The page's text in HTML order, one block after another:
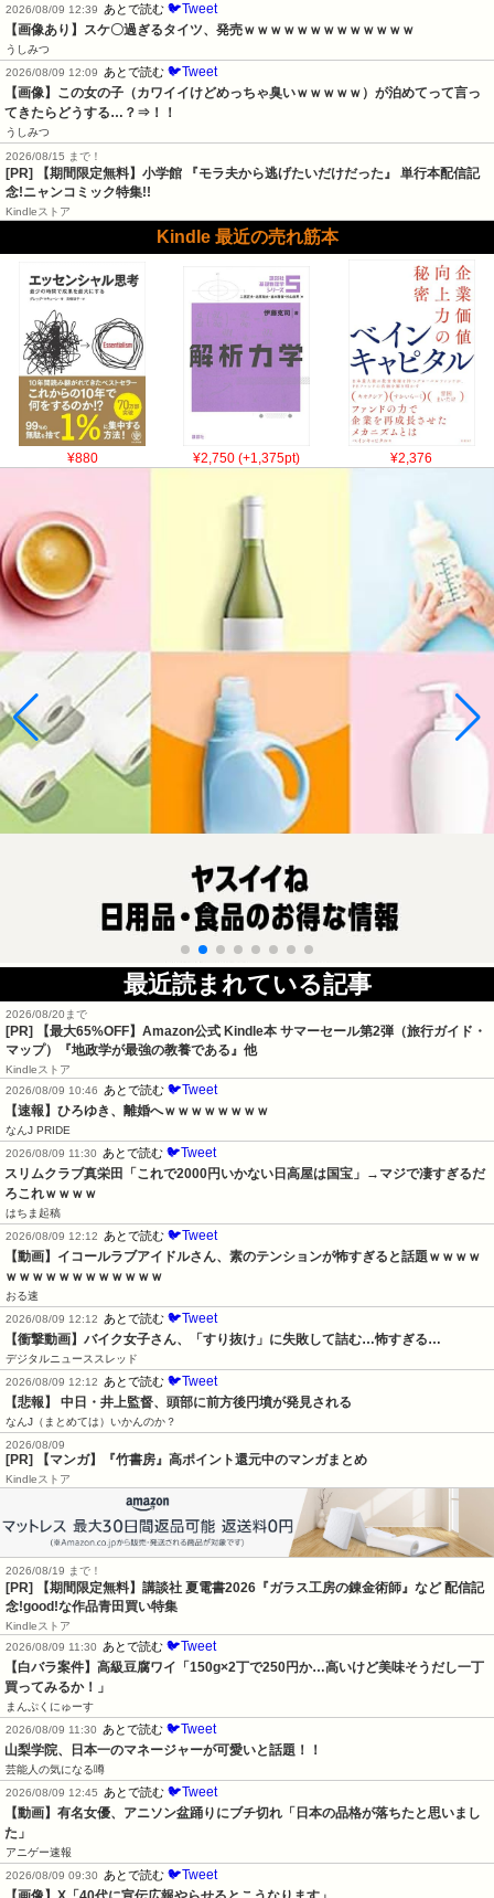
2026/08/09 12:39
あとで読む 🐦Tweet
【画像あり】スケ〇過ぎるタイツ、発売ｗｗｗｗｗｗｗｗｗｗｗｗｗ
うしみつ
2026/08/09 12:09
あとで読む 🐦Tweet
【画像】この女の子（カワイイけどめっちゃ臭いｗｗｗｗｗ）が泊めてって言っ
てきたらどうする…？⇒！！
うしみつ
2026/08/15 まで！
[PR] 【期間限定無料】小学館 『モラ夫から逃げたいだけだった』 単行本配信記
念!ニャンコミック特集!!
Kindleストア
Kindle 最近の売れ筋本
¥880 ¥2,750 (+1,375pt) ¥2,376
最近読まれている記事
2026/08/20まで
[PR]
【最大65%OFF】Amazon公式 Kindle本 サマーセール第2弾（旅行ガイド・
マップ）『地政学が最強の教養である』他
Kindleストア
2026/08/09 10:46
あとで読む 🐦Tweet
【速報】ひろゆき、離婚へｗｗｗｗｗｗｗｗ
なんJ PRIDE
2026/08/09 11:30
あとで読む 🐦Tweet
スリムクラブ真栄田「これで2000円いかない日高屋は国宝」→マジで凄すぎるだ
ろこれｗｗｗｗ
はちま起稿
2026/08/09 12:12
あとで読む 🐦Tweet
【動画】イコールラブアイドルさん、素のテンションが怖すぎると話題ｗｗｗｗ
ｗｗｗｗｗｗｗｗｗｗｗｗ
おる速
2026/08/09 12:12
あとで読む 🐦Tweet
【衝撃動画】バイク女子さん、「すり抜け」に失敗して詰む…怖すぎる…
デジタルニューススレッド
2026/08/09 12:12
あとで読む 🐦Tweet
【悲報】 中日・井上監督、頭部に前方後円墳が発見される
なんJ（まとめては）いかんのか？
2026/08/09
[PR] 【マンガ】『竹書房』高ポイント還元中のマンガまとめ
Kindleストア
2026/08/19 まで！
[PR] 【期間限定無料】講談社 夏電書2026『ガラス工房の錬金術師』など 配信記
念!good!な作品青田買い特集
Kindleストア
2026/08/09 11:30
あとで読む 🐦Tweet
【白バラ案件】高級豆腐ワイ「150g×2丁で250円か…高いけど美味そうだし一丁
買ってみるか！」
まんぷくにゅーす
2026/08/09 11:30
あとで読む 🐦Tweet
山梨学院、日本一のマネージャーが可愛いと話題！！
芸能人の気になる噂
2026/08/09 12:45
あとで読む 🐦Tweet
【動画】有名女優、アニソン盆踊りにブチ切れ「日本の品格が落ちたと思いまし
た」
アニゲー速報
2026/08/09 09:30
あとで読む 🐦Tweet